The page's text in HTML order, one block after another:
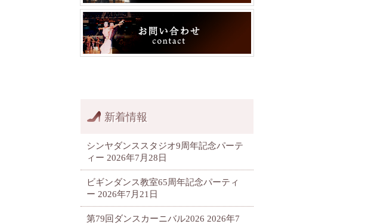
新着情報
シンヤダンススタジオ9周年記念パーテ
ィー 2026年7月28日
ビギンダンス教室65周年記念パーティ
ー 2026年7月21日
第79回ダンスカーニバル2026 2026年7